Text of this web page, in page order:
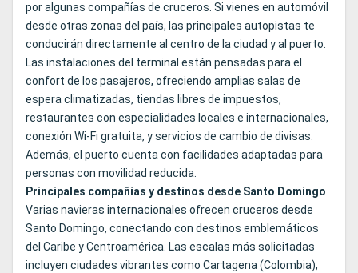
por algunas compañías de cruceros. Si vienes en automóvil
desde otras zonas del país, las principales autopistas te
conducirán directamente al centro de la ciudad y al puerto.
Las instalaciones del terminal están pensadas para el
confort de los pasajeros, ofreciendo amplias salas de
espera climatizadas, tiendas libres de impuestos,
restaurantes con especialidades locales e internacionales,
conexión Wi-Fi gratuita, y servicios de cambio de divisas.
Además, el puerto cuenta con facilidades adaptadas para
personas con movilidad reducida.
Principales compañías y destinos desde Santo Domingo
Varias navieras internacionales ofrecen cruceros desde
Santo Domingo, conectando con destinos emblemáticos
del Caribe y Centroamérica. Las escalas más solicitadas
incluyen ciudades vibrantes como Cartagena (Colombia),